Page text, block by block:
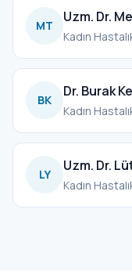
MT
Uzm. Dr.
Kadın
BK
Dr. Burak
Kadın
LY
Uzm. Dr.
Kadın